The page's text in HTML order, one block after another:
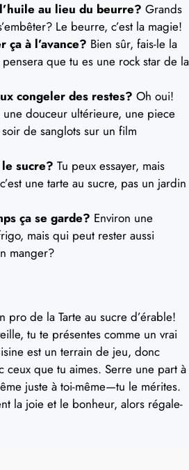
au lieu du beurre? Grands
Le beurre, c’est la magie!
ça à l’avance? Bien sûr, fais-le la
que tu es une rock star de la
congeler des restes? Oh oui!
douceur ultérieure, une piece
de sanglots sur un film
sucre? Tu peux essayer, mais
une tarte au sucre, pas un jardin
ça se garde? Environ une
mais qui peut rester aussi
manger?
pro de la Tarte au sucre d’érable!
tu te présentes comme un vrai
est un terrain de jeu, donc
ceux que tu aimes. Serre une part à
juste à toi-même—tu le mérites.
la joie et le bonheur, alors régale-